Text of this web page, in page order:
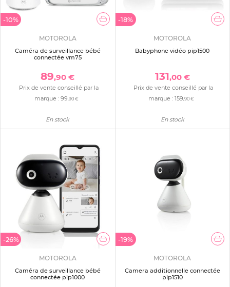
-10%
MOTOROLA
Caméra de surveillance bébé
connectée vm75
89,90 €
Prix de vente conseillé par la
marque :99,90 €
En stock
-18%
MOTOROLA
Babyphone vidéo pip1500
131,00 €
Prix de vente conseillé par la
marque :159,90 €
En stock
-26%
MOTOROLA
Caméra de surveillance bébé
connectée pip1000
-19%
MOTOROLA
Camera additionnelle connectée
pip1510